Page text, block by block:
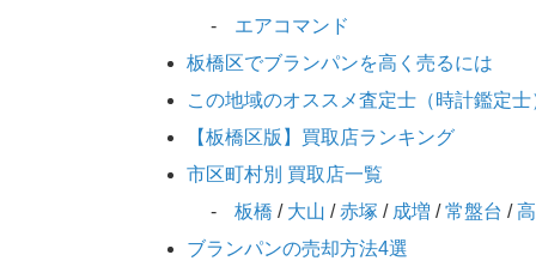
エアコマンド
板橋区でブランパンを高く売るには
この地域のオススメ査定士（時計鑑定士
【板橋区版】買取店ランキング
市区町村別 買取店一覧
板橋 / 大山 /赤塚 / 成増 /常盤台 /
ブランパンの売却方法4選